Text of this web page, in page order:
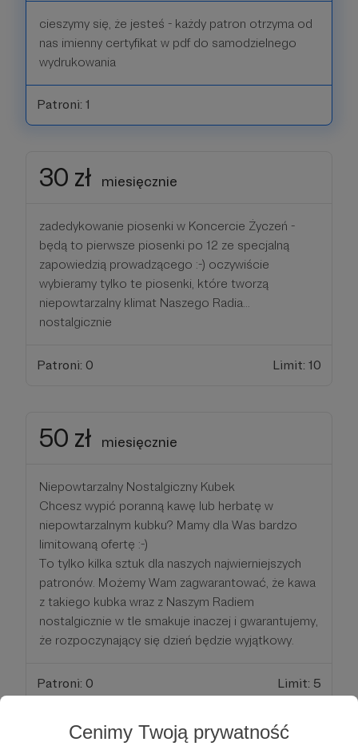
Cenimy Twoją prywatność
cieszymy się, że jesteś - każdy patron otrzyma od
nas imienny certyfikat w pdf do samodzielnego
wydrukowania
Patroni: 1
30 zł miesięcznie
zadedykowanie piosenki w Koncercie Życzeń -
będą to pierwsze piosenki po 12 ze specjalną
zapowiedzią prowadzącego :-) oczywiście
wybieramy tylko te piosenki, które tworzą
niepowtarzalny klimat Naszego Radia...
nostalgicznie
Patroni: 0 Limit: 10
50 zł miesięcznie
Niepowtarzalny Nostalgiczny Kubek
Chcesz wypić poranną kawę lub herbatę w
niepowtarzalnym kubku? Mamy dla Was bardzo
limitowaną ofertę :-)
To tylko kilka sztuk dla naszych najwierniejszych
patronów. Możemy Wam zagwarantować, że kawa
z takiego kubka wraz z Naszym Radiem
nostalgicznie w tle smakuje inaczej i gwarantujemy,
że rozpoczynający się dzień będzie wyjątkowy.
Patroni: 0 Limit: 5